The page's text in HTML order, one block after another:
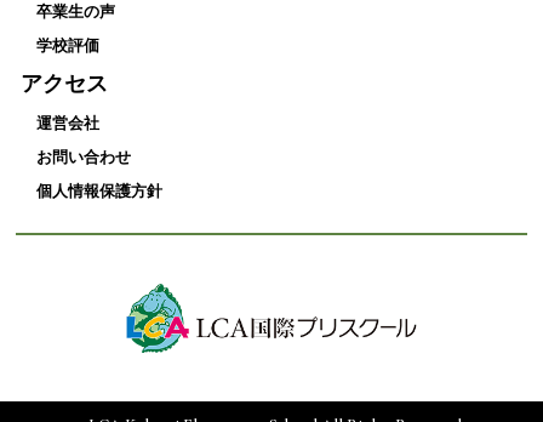
卒業生の声
学校評価
アクセス
運営会社
お問い合わせ
個人情報保護方針